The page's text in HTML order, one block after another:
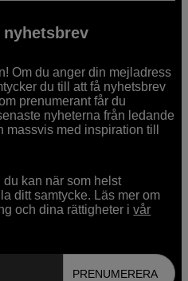
nyhetsbrev
Om du anger din mejladress
du till att få nyhetsbrev
prenumerant får du
nyheterna från ledande
med inspiration till
kan när som helst
ditt samtycke. Läs mer om
och dina rättigheter ivår
PRENUMERERA